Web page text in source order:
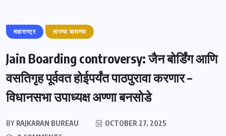
महाराष्ट्र ताज्या बातम्या
Jain Boarding controversy: जैन बोर्डिंग आणि
वसतिगृह पूर्ववत होईपर्यंत पाठपुरावा करणार –
विधानसभा उपाध्यक्ष अण्णा बनसोडे
BY RAJKARAN BUREAU
OCTOBER 27, 2025